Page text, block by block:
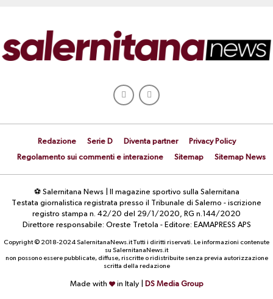
Redazione Serie D Diventa partner
Privacy Policy
Regolamento sui commenti e interazione
Sitemap Sitemap News
⚽ Salernitana News | Il magazine sportivo sulla Salernitana
Testata giornalistica registrata presso il Tribunale di Salerno - iscrizione
registro stampa n. 42/20 del 29/1/2020, RG n.144/2020
Direttore responsabile: Oreste Tretola - Editore: EAMAPRESS APS
Copyright © 2018-2024 SalernitanaNews.it Tutti i diritti riservati. Le informazioni contenute
su SalernitanaNews.it
non possono essere pubblicate, diffuse, riscritte o ridistribuite senza previa autorizzazione
scritta della redazione
Made with in Italy | DS Media Group